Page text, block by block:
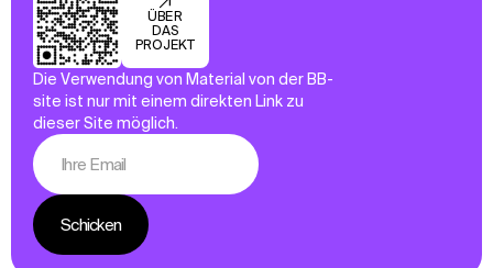
ÜBER
DAS
PROJEKT
Die Verwendung von Material von der BB-
site ist nur mit einem direkten Link zu
dieser Site möglich.